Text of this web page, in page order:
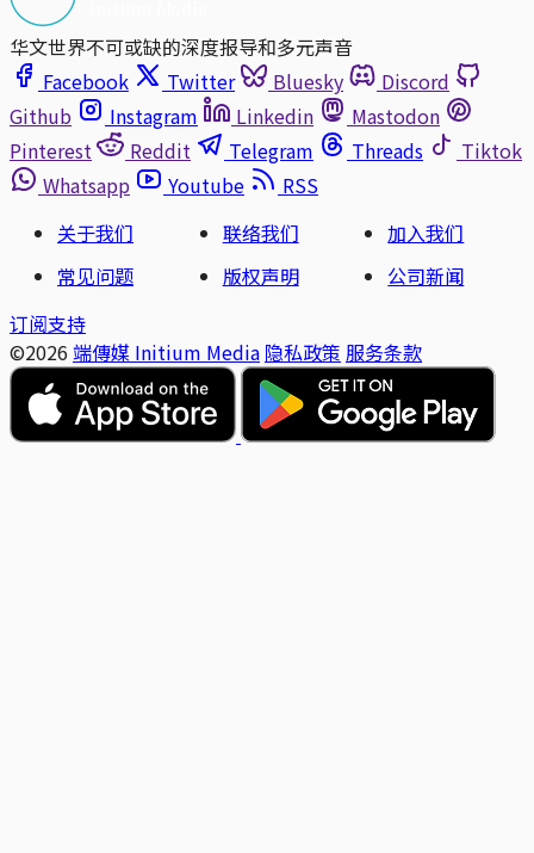
华文世界不可或缺的深度报导和多元声音
Facebook
Twitter Bluesky
Discord
Github
Instagram Linkedin
Mastodon
Pinterest
Reddit Telegram Threads
Tiktok
Whatsapp
Youtube
RSS
关于我们
联络我们
加入我们
常见问题
版权声明
公司新闻
订阅支持
©2026 端傳媒 Initium Media 隐私政策 服务条款